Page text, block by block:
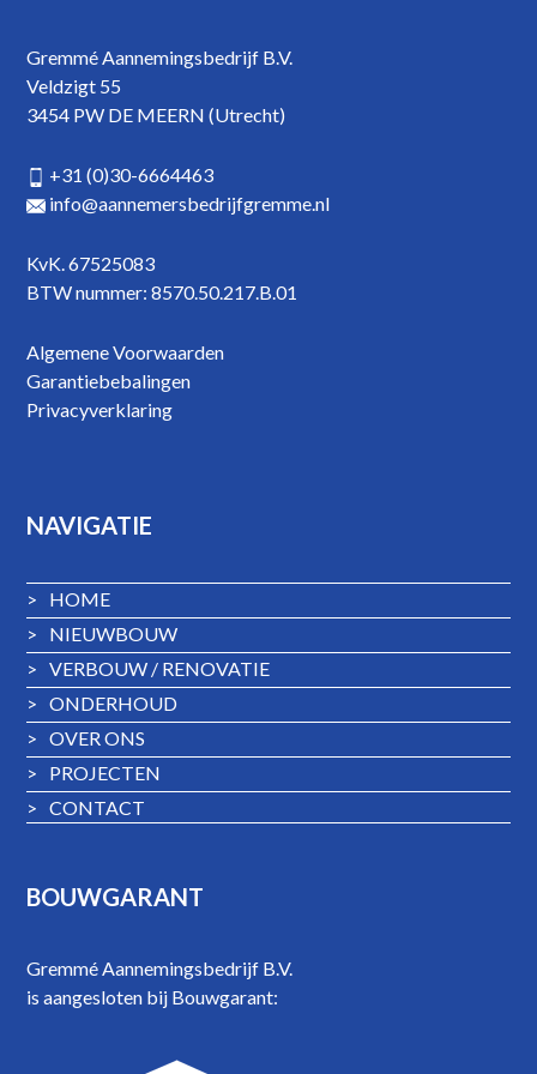
Gremmé Aannemingsbedrijf B.V.
Veldzigt 55
3454 PW DE MEERN (Utrecht)
+31 (0)30-6664463
info@aannemersbedrijfgremme.nl
KvK. 67525083
BTW nummer: 8570.50.217.B.01
Algemene Voorwaarden
Garantiebebalingen
Privacyverklaring
NAVIGATIE
>
HOME
>
NIEUWBOUW
> VERBOUW / RENOVATIE
> ONDERHOUD
> OVER ONS
>
PROJECTEN
> CONTACT
BOUWGARANT
Gremmé Aannemingsbedrijf B.V.
is aangesloten bij Bouwgarant: